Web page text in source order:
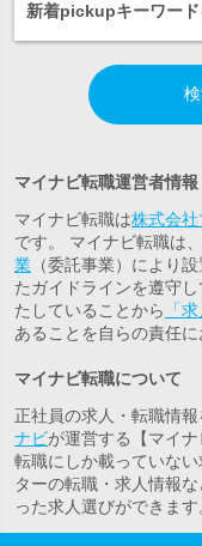
新着pickupキーワード
マイナビ転職運営者情報
マイナビ転職は株式会
です。 マイナビ転職は、
業 （委託事業）により
たガイドラインを遵守
たしていることから
「
あることを自らの責任に
マイナビ転職について
正社員の求人・転職情報
ナビが運営する【マイ
転職にしか載っていな
ターの転職・求人情報
った求人選びができます